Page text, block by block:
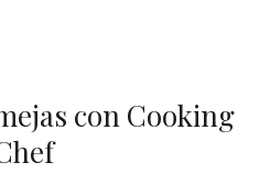
con Cooking